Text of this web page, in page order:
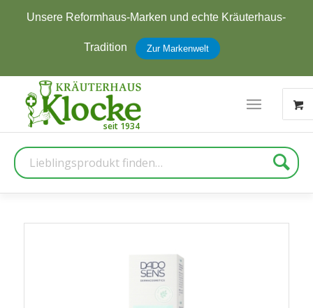
Unsere Reformhaus-Marken und echte Kräuterhaus-
Tradition Zur Markenwelt
Suche